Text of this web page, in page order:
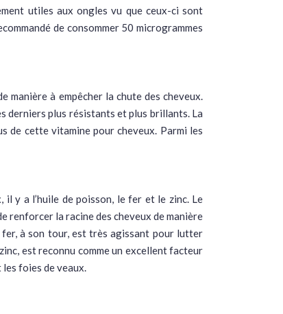
utiles aux ongles vu que ceux-ci sont
de consommer 50 microgrammes
manière à empêcher la chute des cheveux.
derniers plus résistants et plus brillants. La
de cette vitamine pour cheveux. Parmi les
il y a l’huile de poisson, le fer et le zinc. Le
renforcer la racine des cheveux de manière
fer, à son tour, est très agissant pour lutter
est reconnu comme un excellent facteur
foies de veaux.